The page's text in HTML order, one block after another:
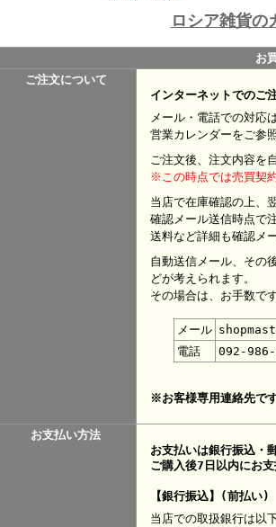
ロシア雑貨の
お
ご注文について
インターネットでのご
メール・電話での対応
営業カレンダーをご参
ご注文後、注文内容を
※この時点では売買契
当店で在庫確認の上、
確認メール送信時点で
送料など詳細も確認メ
自動送信メール、その
どが考えられます。
その場合は、お手数で
メール
電話
092-986-
※お客様専用連絡先で
お支払い方法
お支払いは銀行振込・
ご購入後7日以内にお
【銀行振込】(前払い)
当店での取扱銀行は以